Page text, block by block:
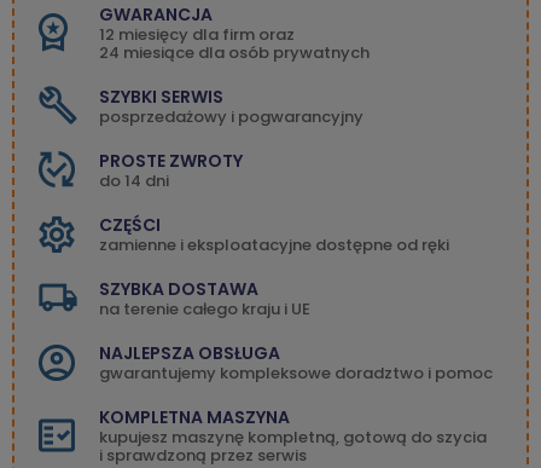
GWARANCJA
12 miesięcy dla firm oraz
24 miesiące dla osób prywatnych
SZYBKI SERWIS
posprzedażowy i pogwarancyjny
PROSTE ZWROTY
do 14 dni
CZĘŚCI
zamienne i eksploatacyjne dostępne od ręki
SZYBKA DOSTAWA
na terenie całego kraju i UE
NAJLEPSZA OBSŁUGA
gwarantujemy kompleksowe doradztwo i pomoc
KOMPLETNA MASZYNA
kupujesz maszynę kompletną, gotową do szycia
i sprawdzoną przez serwis